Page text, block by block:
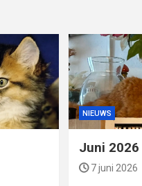
NIEUWS
Juni 2026
7 juni 2026